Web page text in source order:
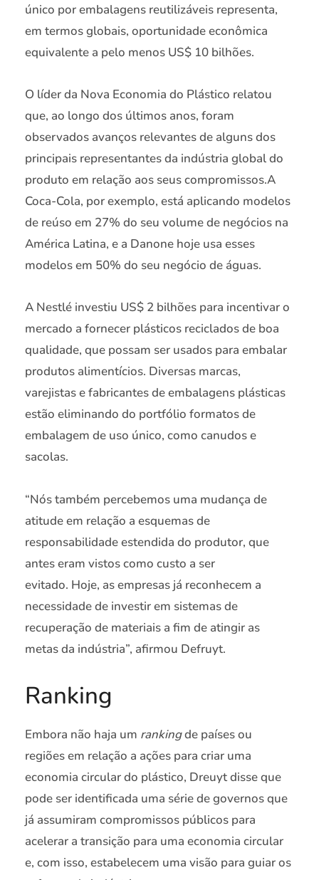
único por embalagens reutilizáveis representa,
em termos globais, oportunidade econômica
equivalente a pelo menos US$ 10 bilhões.
O líder da Nova Economia do Plástico relatou
que, ao longo dos últimos anos, foram
observados avanços relevantes de alguns dos
principais representantes da indústria global do
produto em relação aos seus compromissos.A
Coca-Cola, por exemplo, está aplicando modelos
de reúso em 27% do seu volume de negócios na
América Latina, e a Danone hoje usa esses
modelos em 50% do seu negócio de águas.
A Nestlé investiu US$ 2 bilhões para incentivar o
mercado a fornecer plásticos reciclados de boa
qualidade, que possam ser usados para embalar
produtos alimentícios. Diversas marcas,
varejistas e fabricantes de embalagens plásticas
estão eliminando do portfólio formatos de
embalagem de uso único, como canudos e
sacolas.
“Nós também percebemos uma mudança de
atitude em relação a esquemas de
responsabilidade estendida do produtor, que
antes eram vistos como custo a ser
evitado. Hoje, as empresas já reconhecem a
necessidade de investir em sistemas de
recuperação de materiais a fim de atingir as
metas da indústria”, afirmou Defruyt.
Ranking
Embora não haja um rankingde países ou
regiões em relação a ações para criar uma
economia circular do plástico, Dreuyt disse que
pode ser identificada uma série de governos que
já assumiram compromissos públicos para
acelerar a transição para uma economia circular
e, com isso, estabelecem uma visão para guiar os